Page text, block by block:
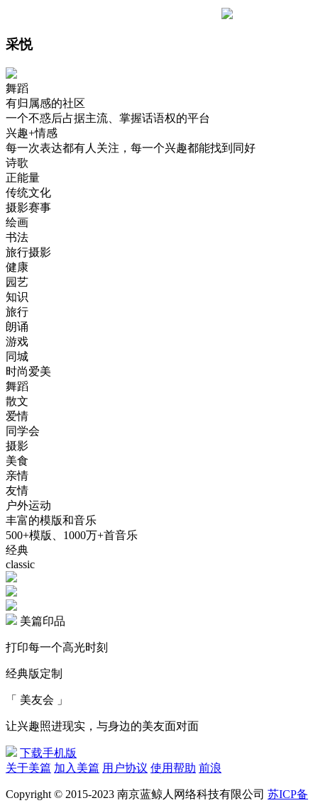
采悦
舞蹈
有归属感的社区
一个不惑后占据主流、掌握话语权的平台
兴趣+情感
每一次表达都有人关注，每一个兴趣都能找到同好
诗歌
正能量
传统文化
摄影赛事
绘画
书法
旅行摄影
健康
园艺
知识
旅行
朗诵
游戏
同城
时尚爱美
舞蹈
散文
爱情
同学会
摄影
美食
亲情
友情
户外运动
丰富的模版和音乐
500+模版、1000万+首音乐
经典
classic
美篇印品
打印每一个高光时刻
经典版定制
「 美友会 」
让兴趣照进现实，与身边的美友面对面
下载手机版
关于美篇 加入美篇 用户协议 使用帮助 前浪
Copyright © 2015-2023 南京蓝鲸人网络科技有限公司 苏ICP备